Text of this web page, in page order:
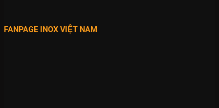
FANPAGE INOX VIỆT NAM